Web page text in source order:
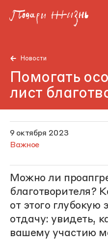
Новости
Помогать
лист
9 октября 2023
Важное
Можно ли
благотворителя?
от этого
отдачу: увидеть,
вашему участию